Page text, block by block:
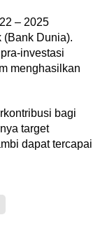
– 2025
(Bank Dunia).
investasi
menghasilkan
bagi
target
dapat tercapai